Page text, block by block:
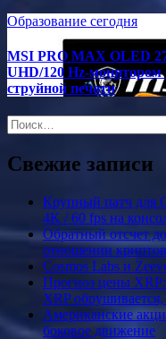
Образование сегодня
MSI PRO MAX OLED
UHD/120 Hz-монитором
струйной печати
Найти:
Свежие записи
Крупный патч для
4K / 60 fps на
Обратный отсчет
отношении
Cosmos Labs и
Прогноз цены XRP:
XRP
Американские
боковое движение